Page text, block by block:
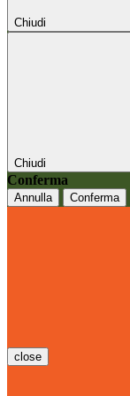
Chiudi
Chiudi
Conferma
Annulla Conferma
close